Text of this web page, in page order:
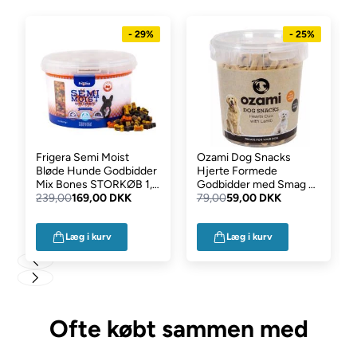
- 29%
Frigera Semi Moist
Bløde Hunde Godbidder
Mix Bones STORKØB 1,8
Kg
239,00169,00 DKK
Læg i kurv
- 25%
Ozami Dog Snacks
Hjerte Formede
Godbidder med Smag af
Lam 500g
79,0059,00 DKK
Læg i kurv
Ofte købt sammen med